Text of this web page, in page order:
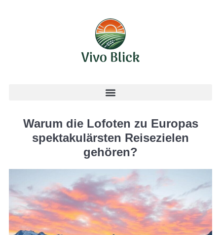
Warum die Lofoten zu Europas
spektakulärsten Reisezielen
gehören?